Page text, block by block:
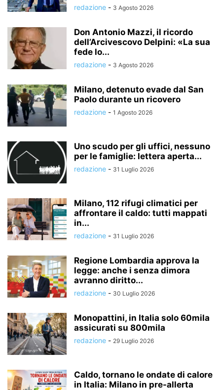
redazione - 3 Agosto 2026
Don Antonio Mazzi, il ricordo
dell’Arcivescovo Delpini: «La sua
fede lo...
redazione - 3 Agosto 2026
Milano, detenuto evade dal San
Paolo durante un ricovero
redazione - 1 Agosto 2026
Uno scudo per gli uffici, nessuno
per le famiglie: lettera aperta...
redazione - 31 Luglio 2026
Milano, 112 rifugi climatici per
affrontare il caldo: tutti mappati
in...
redazione - 31 Luglio 2026
Regione Lombardia approva la
legge: anche i senza dimora
avranno diritto...
redazione - 30 Luglio 2026
Monopattini, in Italia solo 60mila
assicurati su 800mila
redazione - 29 Luglio 2026
Caldo, tornano le ondate di calore
in Italia: Milano in pre-allerta